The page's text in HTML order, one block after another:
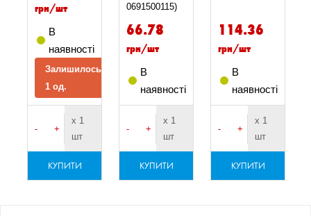
грн/шт
В
наявності
Залишилось
1 од.
- +
х 1
шт
КУПИТИ
0691500115)
66.78
грн/шт
В
наявності
- +
х 1
шт
КУПИТИ
114.36
грн/шт
В
наявності
- +
х 1
шт
КУПИТИ